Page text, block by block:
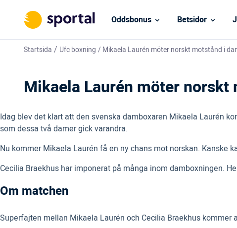
Oddsbonus Betsidor
Startsida / Ufc boxning /Mikaela Laurén möter norskt motstånd i
Mikaela Laurén möter
Idag blev det klart att den svenska damboxaren Mikaela Laurén
som dessa två damer gick varandra.
Nu kommer Mikaela Laurén få en ny chans mot norskan. Kanske
Cecilia Braekhus har imponerat på många inom damboxningen.
Om matchen
Superfajten mellan Mikaela Laurén och Cecilia Braekhus